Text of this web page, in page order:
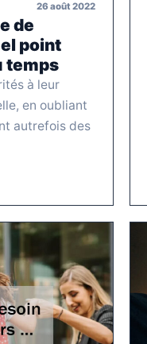
26 août 2022
de
point
temps
à leur
en oubliant
autrefois des